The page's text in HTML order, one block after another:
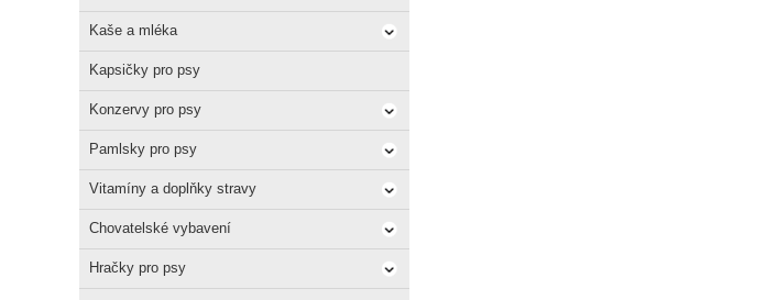
Kaše a mléka
Kapsičky pro psy
Konzervy pro psy
Pamlsky pro psy
Vitamíny a doplňky stravy
Chovatelské vybavení
Hračky pro psy